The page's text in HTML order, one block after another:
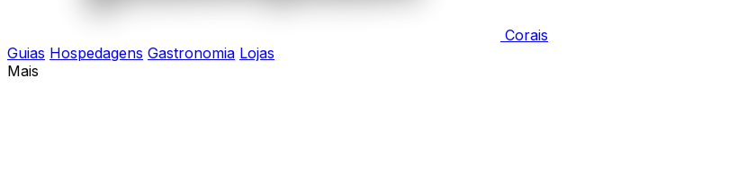
Corais
Guias Hospedagens Gastronomia Lojas
Mais